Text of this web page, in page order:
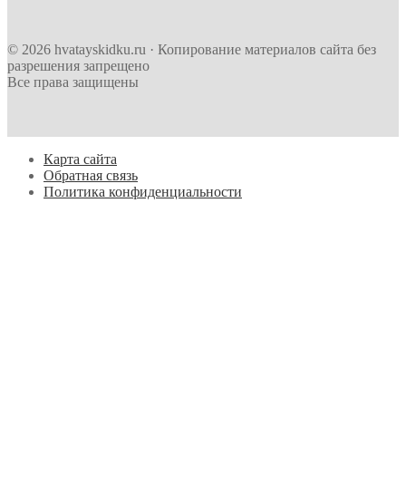
© 2026 hvatayskidku.ru · Копирование материалов сайта без
разрешения запрещено
Все права защищены
Карта сайта
Обратная связь
Политика конфиденциальности